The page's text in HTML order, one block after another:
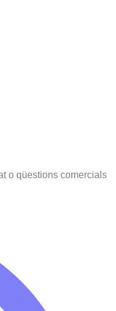
o qüestions comercials